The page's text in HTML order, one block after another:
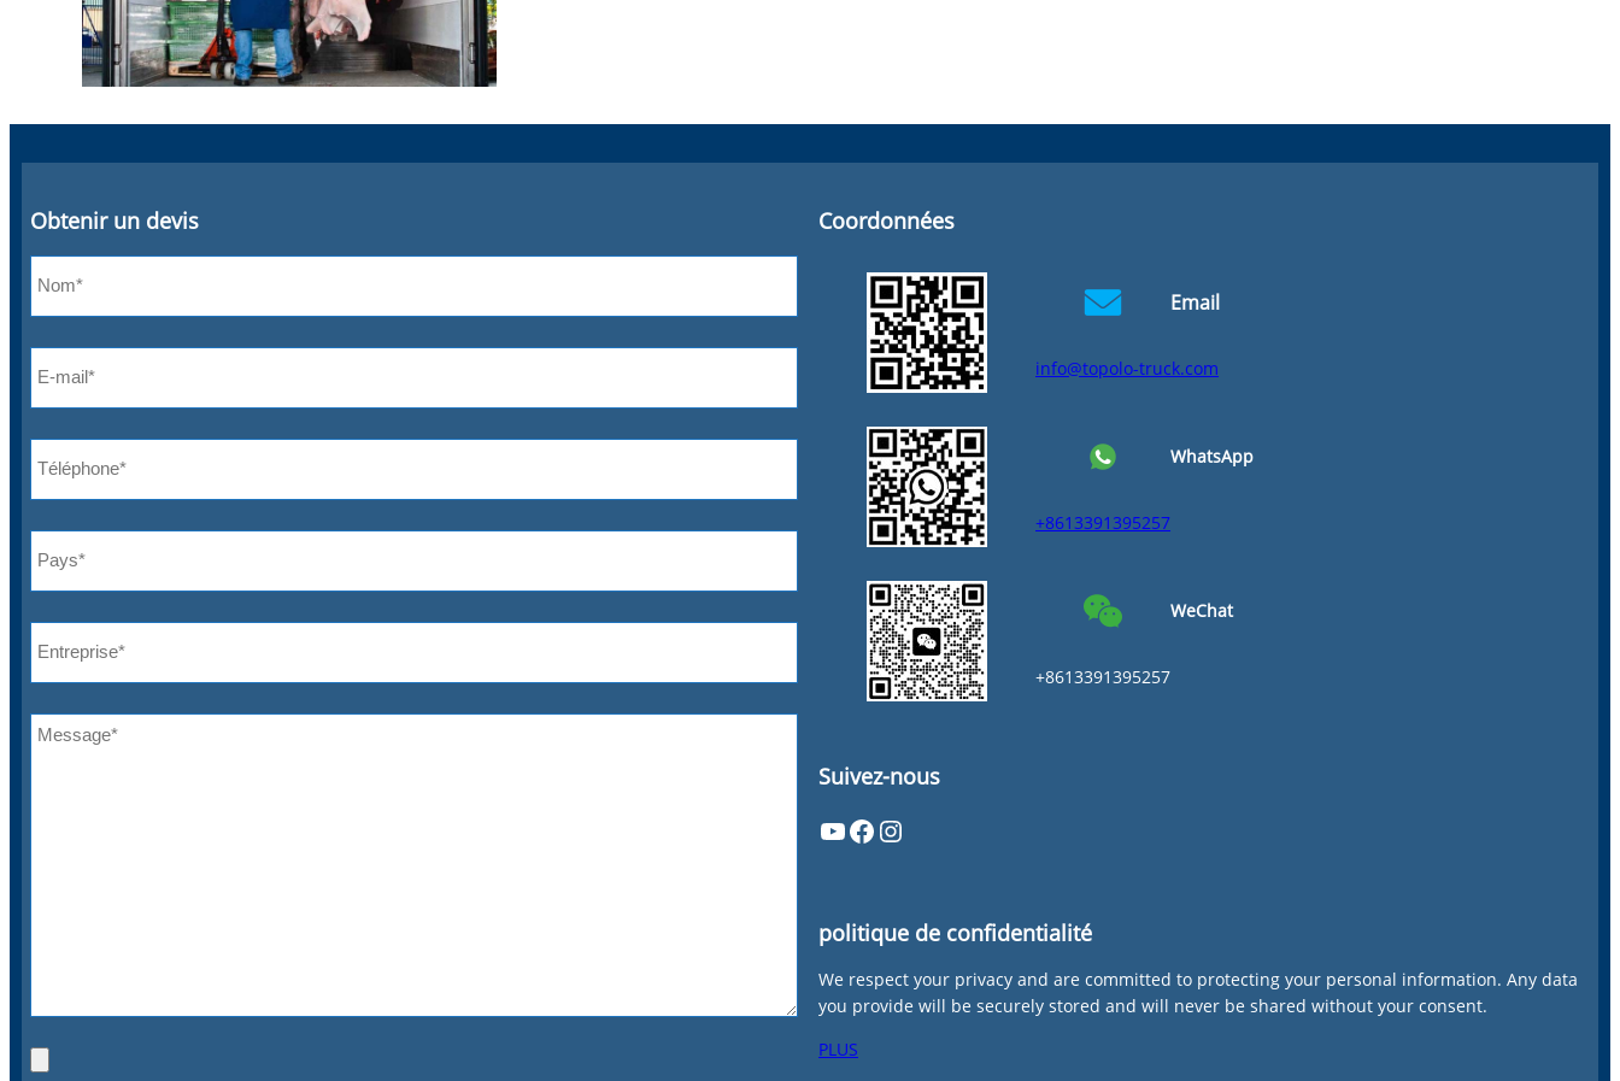
Obtenir un devis Coordonnées
Email
info@topolo-truck.com
WhatsApp
+8613391395257
WeChat
+8613391395257
Suivez-nous
YouTube Facebook Instagram
politique de confidentialité
We respect your privacy and are committed to protecting your personal information. Any data
you provide will be securely stored and will never be shared without your consent.
PLUS